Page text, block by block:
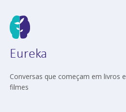
Eureka
Conversas que começam em livros e
filmes